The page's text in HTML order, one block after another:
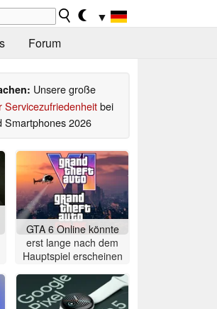
▼
Forum
Unsere große
Servicezufriedenheitbei
Smartphones 2026
GTA 6 Online könnte
erst lange nach dem
Hauptspiel erscheinen